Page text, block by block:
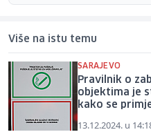
Više na istu temu
SARAJEVO
Pravilnik o
objektima je
kako se
13.12.2024. u